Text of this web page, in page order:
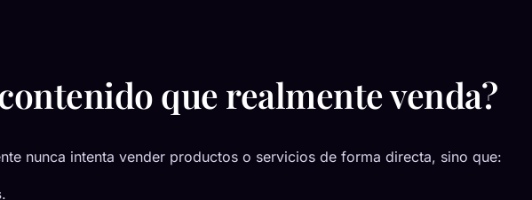
que realmente venda?
nunca intenta vender productos o servicios de forma directa, sino que:
.